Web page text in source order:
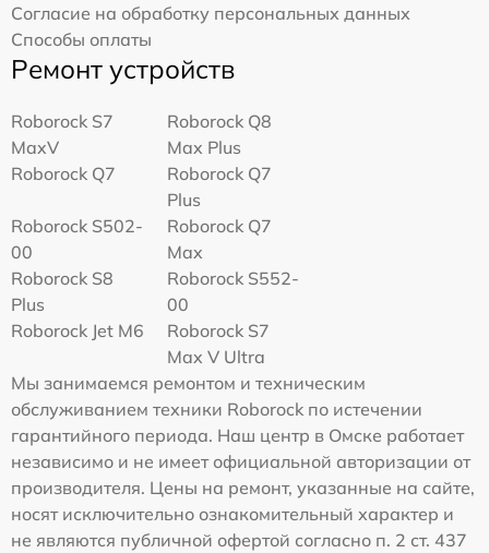
Согласие на обработку персональных данных
Способы оплаты
Ремонт устройств
Roborock S7
MaxV
Roborock Q8
Max Plus
Roborock Q7
Roborock Q7
Plus
Roborock S502-
00
Roborock Q7
Max
Roborock S8
Plus
Roborock S552-
00
Roborock Jet M6
Roborock S7
Max V Ultra
Мы занимаемся ремонтом и техническим
обслуживанием техники Roborock по истечении
гарантийного периода. Наш центр в Омске работает
независимо и не имеет официальной авторизации от
производителя. Цены на ремонт, указанные на сайте,
носят исключительно ознакомительный характер и
не являются публичной офертой согласно п. 2 ст. 437